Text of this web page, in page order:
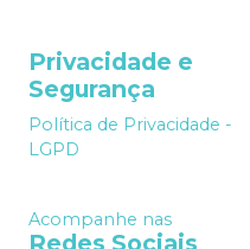
Privacidade e
Segurança
Política de Privacidade -
LGPD
Acompanhe nas
Redes Sociais